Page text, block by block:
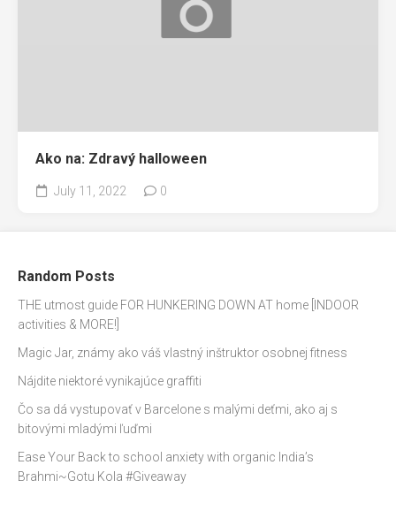
Ako na: Zdravý halloween
July 11, 2022 0
Random Posts
THE utmost guide FOR HUNKERING DOWN AT home [INDOOR
activities & MORE!]
Magic Jar, známy ako váš vlastný inštruktor osobnej fitness
Nájdite niektoré vynikajúce graffiti
Čo sa dá vystupovať v Barcelone s malými deťmi, ako aj s
bitovými mladými ľuďmi
Ease Your Back to school anxiety with organic India’s
Brahmi~Gotu Kola #Giveaway